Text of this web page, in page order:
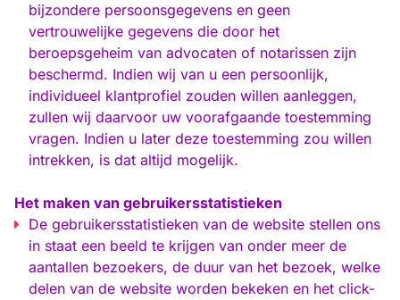
bijzondere persoonsgegevens en geen
vertrouwelijke gegevens die door het
beroepsgeheim van advocaten of notarissen zijn
beschermd. Indien wij van u een persoonlijk,
individueel klantprofiel zouden willen aanleggen,
zullen wij daarvoor uw voorafgaande toestemming
vragen. Indien u later deze toestemming zou willen
intrekken, is dat altijd mogelijk.
Het maken van gebruikersstatistieken
De gebruikersstatistieken van de website stellen ons
in staat een beeld te krijgen van onder meer de
aantallen bezoekers, de duur van het bezoek, welke
delen van de website worden bekeken en het click-